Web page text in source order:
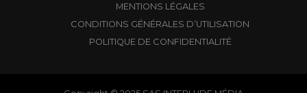
MENTIONS LÉGALES
CONDITIONS GÉNÉRALES D’UTILISATION
POLITIQUE DE CONFIDENTIALITÉ